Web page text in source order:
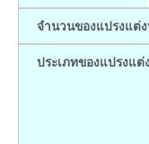
จำนวนของแปรงแต่
ประเภทของแปรงแ